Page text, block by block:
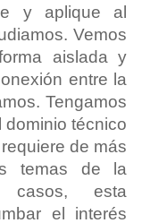
y aplique al
Vemos
aislada y
entre la
Tengamos
dominio técnico
de más
temas de la
esta
el interés